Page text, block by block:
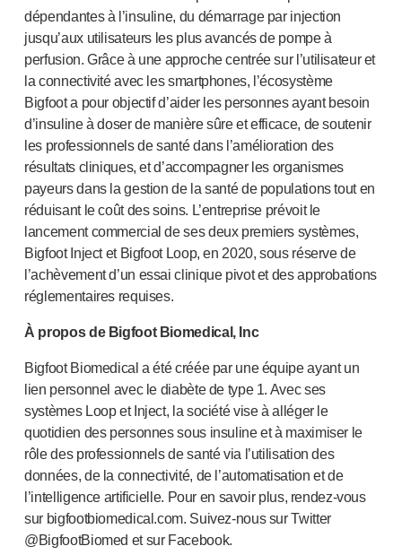
dépendantes à l’insuline, du démarrage par injection
jusqu’aux utilisateurs les plus avancés de pompe à
perfusion. Grâce à une approche centrée sur l’utilisateur et
la connectivité avec les smartphones, l’écosystème
Bigfoot a pour objectif d’aider les personnes ayant besoin
d’insuline à doser de manière sûre et efficace, de soutenir
les professionnels de santé dans l’amélioration des
résultats cliniques, et d’accompagner les organismes
payeurs dans la gestion de la santé de populations tout en
réduisant le coût des soins. L’entreprise prévoit le
lancement commercial de ses deux premiers systèmes,
Bigfoot Inject et Bigfoot Loop, en 2020, sous réserve de
l’achèvement d’un essai clinique pivot et des approbations
réglementaires requises.
À propos de Bigfoot Biomedical, Inc
Bigfoot Biomedical a été créée par une équipe ayant un
lien personnel avec le diabète de type 1. Avec ses
systèmes Loop et Inject, la société vise à alléger le
quotidien des personnes sous insuline et à maximiser le
rôle des professionnels de santé via l’utilisation des
données, de la connectivité, de l’automatisation et de
l’intelligence artificielle. Pour en savoir plus, rendez-vous
sur bigfootbiomedical.com. Suivez-noussur Twitter
@BigfootBiomed et sur Facebook.